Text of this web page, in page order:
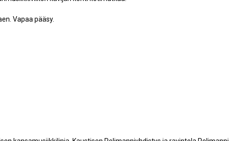
Vapaa pääsy.